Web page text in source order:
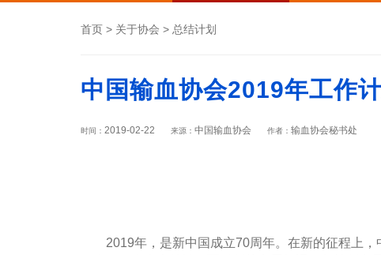
首页 > 关于协会 > 总结计划
中国输血协会2019年工作
时间： 2019-02-22 来源： 中国输血协会 作者： 输血协会秘书处
2019年，是新中国成立70周年。在新的征程上，